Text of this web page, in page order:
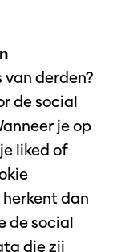
van derden?
de social
je op
liked of
dan
de social
die zij